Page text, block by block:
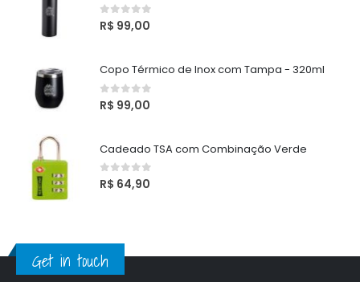
0out of 5
R$ 99,00
Copo Térmico de Inox com Tampa - 320ml
0out of 5
R$ 99,00
Cadeado TSA com Combinação Verde
0out of 5
R$ 64,90
Get in touch